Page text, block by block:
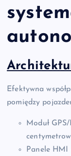
Efektywna
pomiędzy
Moduł
Panele